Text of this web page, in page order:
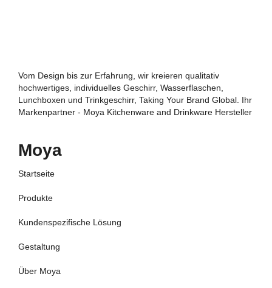
Vom Design bis zur Erfahrung, wir kreieren qualitativ
hochwertiges, individuelles Geschirr, Wasserflaschen,
Lunchboxen und Trinkgeschirr, Taking Your Brand Global. Ihr
Markenpartner - Moya Kitchenware and Drinkware Hersteller
Moya
Startseite
Produkte
Kundenspezifische Lösung
Gestaltung
Über Moya